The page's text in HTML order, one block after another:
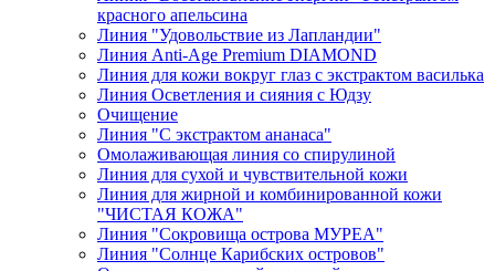
красного апельсина
Линия "Удовольствие из Лапландии"
Линия Anti-Age Premium DIAMOND
Линия для кожи вокруг глаз с экстрактом василька
Линия Осветления и сияния с Юдзу
Очищение
Линия "С экстрактом ананаса"
Омолаживающая линия со спирулиной
Линия для сухой и чувствительной кожи
Линия для жирной и комбинированной кожи
"ЧИСТАЯ КОЖА"
Линия "Сокровища острова МУРЕА"
Линия "Солнце Карибских островов"